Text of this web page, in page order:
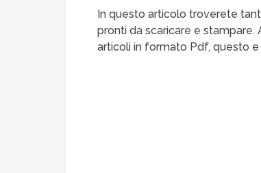
In questo articolo troverete
pronti da scaricare e
articoli in formato Pdf, questo